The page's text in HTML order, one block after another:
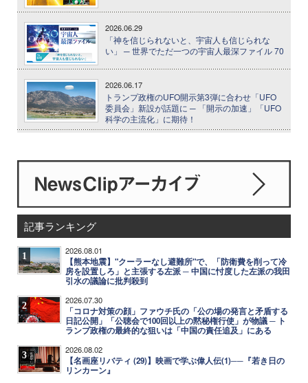
2026.06.29
「神を信じられないと、宇宙人も信じられな
い」 ─ 世界でただ一つの宇宙人最深ファイル 70
2026.06.17
トランプ政権のUFO開示第3弾に合わせ「UFO
委員会」新設が話題に ─ 「開示の加速」「UFO
科学の主流化」に期待！
記事ランキング
1 2026.08.01
【熊本地震】"クーラーなし避難所"で、「防衛費を削って冷
房を設置しろ」と主張する左派 ─ 中国に忖度した左派の我田
引水の議論に批判殺到
2 2026.07.30
「コロナ対策の顔」ファウチ氏の「公の場の発言と矛盾する
日記公開」「公聴会で100回以上の黙秘権行使」が物議 ─ ト
ランプ政権の最終的な狙いは「中国の責任追及」にある
3 2026.08.02
【名画座リバティ (29)】映画で学ぶ偉人伝(1)──『若き日の
リンカーン』